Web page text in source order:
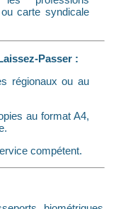
carte syndicale
Passer :
régionaux ou au
au format A4,
compétent.